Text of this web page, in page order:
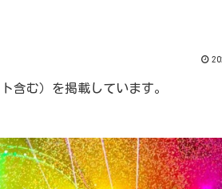
含む）を掲載しています。